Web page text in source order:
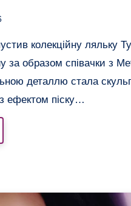
власну
колекційну ляльку
за образом співачки з
деталлю стала
ефектом піску…